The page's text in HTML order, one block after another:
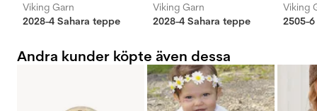
Viking Garn
2028-4 Sahara teppe
Viking Garn
2028-4 Sahara teppe
Viking
2505-
Andra kunder köpte även dessa